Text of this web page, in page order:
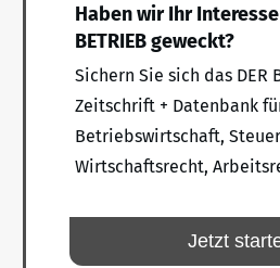
Haben wir Ihr Interesse
BETRIEB geweckt?
Sichern Sie sich das DER
Zeitschrift + Datenbank
Betriebswirtschaft,
Wirtschaftsrecht,
Jetzt